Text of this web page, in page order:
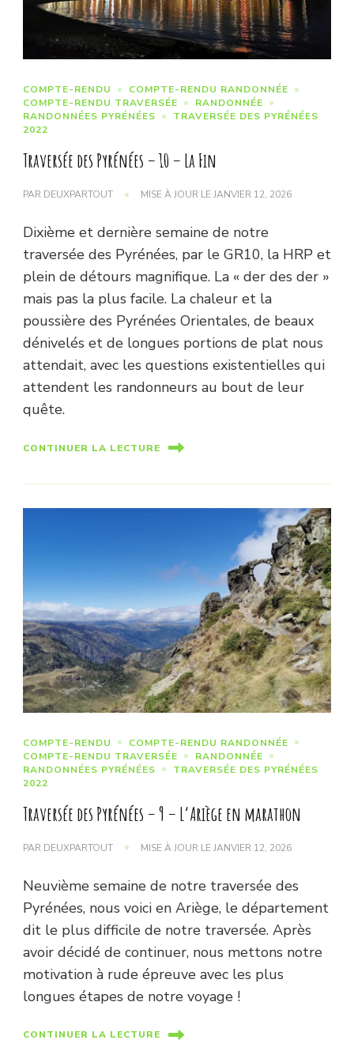
COMPTE-RENDU
COMPTE-RENDU RANDONNÉE
COMPTE-RENDU TRAVERSÉE
RANDONNÉE
RANDONNÉES PYRÉNÉES
TRAVERSÉE DES PYRÉNÉES
2022
Traversée des Pyrénées – 10 – La Fin
PAR DEUXPARTOUT MISE À JOUR LEJANVIER 12, 2026
Dixième et dernière semaine de notre
traversée des Pyrénées, par le GR10, la HRP et
plein de détours magnifique. La « der des der »
mais pas la plus facile. La chaleur et la
poussière des Pyrénées Orientales, de beaux
dénivelés et de longues portions de plat nous
attendait, avec les questions existentielles qui
attendent les randonneurs au bout de leur
quête.
CONTINUER LA LECTURE
COMPTE-RENDU
COMPTE-RENDU RANDONNÉE
COMPTE-RENDU TRAVERSÉE
RANDONNÉE
RANDONNÉES PYRÉNÉES
TRAVERSÉE DES PYRÉNÉES
2022
Traversée des Pyrénées – 9 – L’Ariège en marathon
PAR DEUXPARTOUT MISE À JOUR LEJANVIER 12, 2026
Neuvième semaine de notre traversée des
Pyrénées, nous voici en Ariège, le département
dit le plus difficile de notre traversée. Après
avoir décidé de continuer, nous mettons notre
motivation à rude épreuve avec les plus
longues étapes de notre voyage !
CONTINUER LA LECTURE